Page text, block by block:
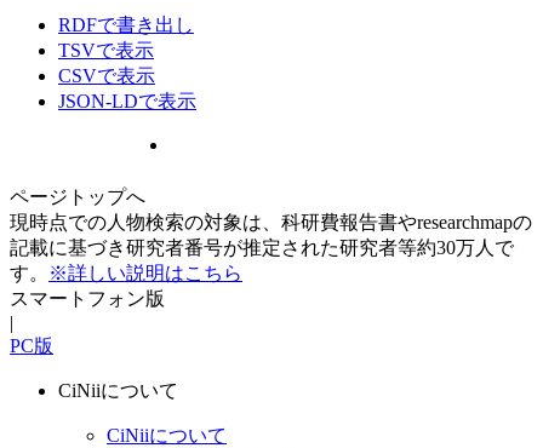
RDFで書き出し
TSVで表示
CSVで表示
JSON-LDで表示
ページトップへ
現時点での人物検索の対象は、科研費報告書やresearchmapの
記載に基づき研究者番号が推定された研究者等約30万人で
す。
※詳しい説明はこちら
スマートフォン版
|
PC版
CiNiiについて
CiNiiについて